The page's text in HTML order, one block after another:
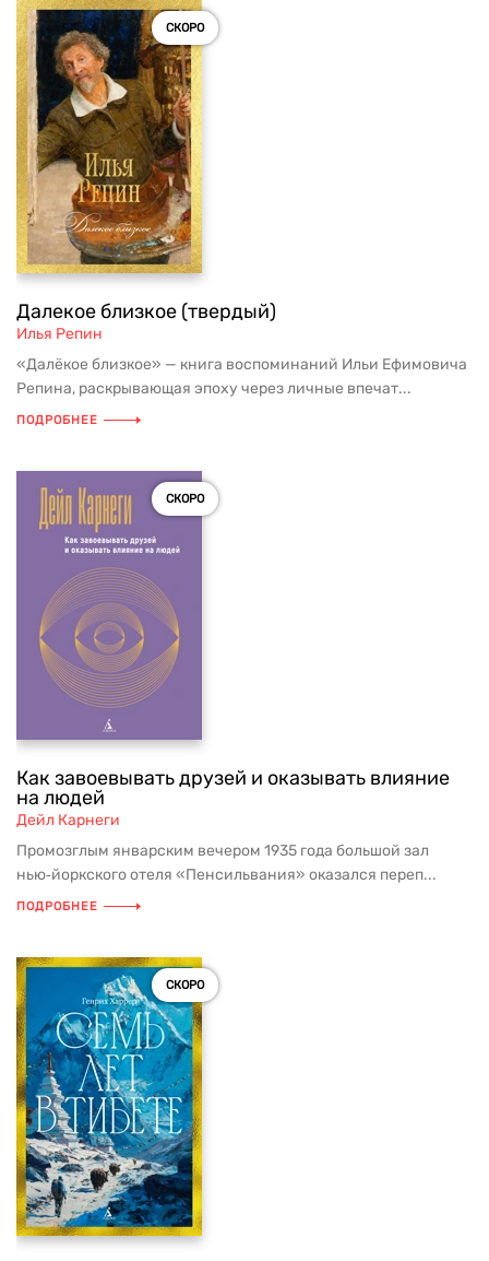
СКОРО
Далекое близкое (твердый)
Илья Репин
«Далёкое близкое» — книга воспоминаний Ильи Ефимовича
Репина, раскрывающая эпоху через личные впечат...
ПОДРОБНЕЕ
СКОРО
Как завоевывать друзей и оказывать влияние
на людей
Дейл Карнеги
Промозглым январским вечером 1935 года большой зал
нью‑йоркского отеля «Пенсильвания» оказался переп...
ПОДРОБНЕЕ
СКОРО